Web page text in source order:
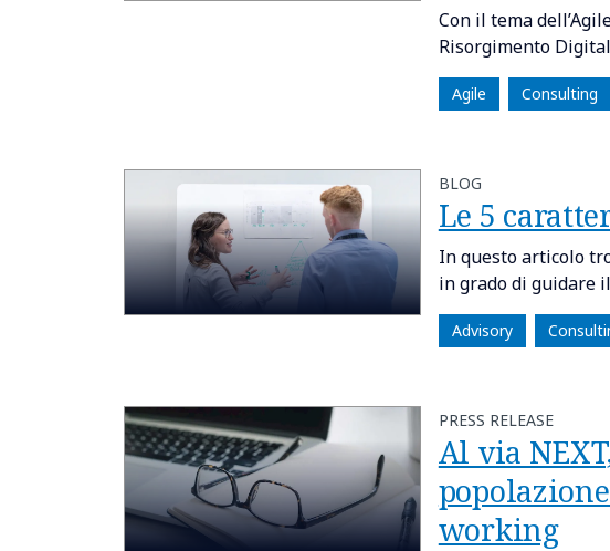
Con il tema
Risorgimento
Agile Consulting
BLOG
Le 5
In questo articolo
in grado di guidare
Advisory
PRESS RELEASE
Al via
working